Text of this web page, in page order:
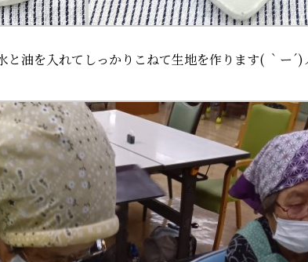
と油を入れてしっかりこねて生地を作ります( ｀ー´)